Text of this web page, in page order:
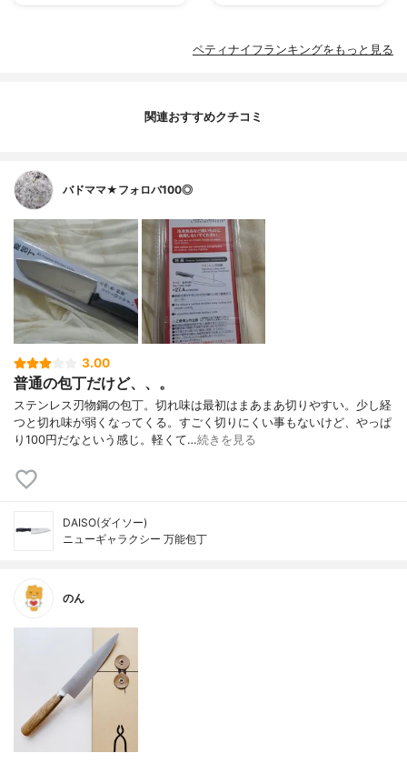
ペティナイフランキングをもっと見る
関連おすすめクチコミ
バドママ★フォロバ100◎
3.00
普通の包丁だけど、、。
ステンレス刃物鋼の包丁。切れ味は最初はまあまあ切りやすい。少し経
つと切れ味が弱くなってくる。すごく切りにくい事もないけど、やっぱ
り100円だなという感じ。軽くて…続きを見る
DAISO(ダイソー)
ニューギャラクシー 万能包丁
のん